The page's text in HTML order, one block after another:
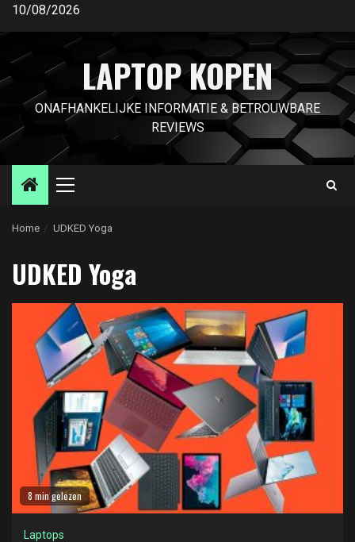
Ga
inhoud
10/08/2026
LAPTOP KOPEN
ONAFHANKELIJKE INFORMATIE & BETROUWBARE
REVIEWS
Primair
Home UDKED Yoga
UDKED Yoga
8 min gelezen
Laptops